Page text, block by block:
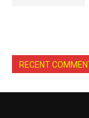
RECENT